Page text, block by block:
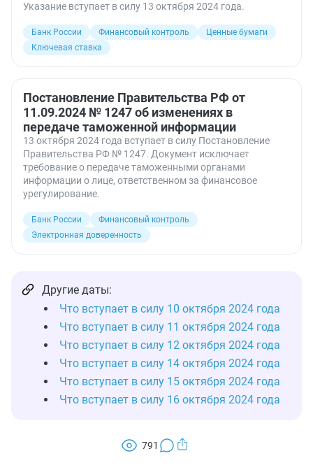
Указание вступает в силу 13 октября 2024 года.
Банк России Финансовый контроль
Ценные бумаги
Ключевая ставка
Постановление Правительства РФ от
11.09.2024 № 1247 об изменениях в
передаче таможенной информации
13 октября 2024 года вступает в силу Постановление
Правительства РФ № 1247. Документ исключает
требование о передаче таможенными органами
информации о лице, ответственном за финансовое
урегулирование.
Банк России
Финансовый контроль
Электронная доверенность
Другие даты:
Что вступает в силу 10 октября 2024 года
Что вступает в силу 11 октября 2024 года
Что вступает в силу 12 октября 2024 года
Что вступает в силу 14 октября 2024 года
Что вступает в силу 15 октября 2024 года
Что вступает в силу 16 октября 2024 года
791